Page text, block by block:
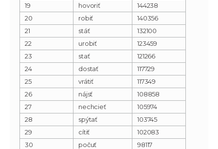
19
hovoriť
144238
20
robiť
140356
21
stáť
132100
22
urobiť
123459
23
stať
121266
24
dostať
117729
25
vrátiť
117349
26
nájsť
108858
27
nechcieť
105974
28
spýtať
103745
29
cítiť
102083
30
počuť
98117